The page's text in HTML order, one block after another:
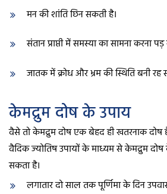
मन की शांति छिन सकती है।
संतान प्राप्ती में समस्या का सामना करना
जातक में क्रोध और भ्रम की स्थिति बनी रह
केमद्रुम दोष के उपाय
वैसे तो केमद्रुम दोष एक बेहद ही खतरनाक
वैदिक ज्योतिष उपायों के माध्यम से केमद्रुम
सकता है।
लगातार दो साल तक पूर्णिमा के दिन